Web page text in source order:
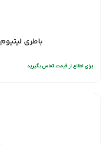
باطری لیتیوم LS14500 – سافت
برای اطلاع از قیمت تماس بگیرید